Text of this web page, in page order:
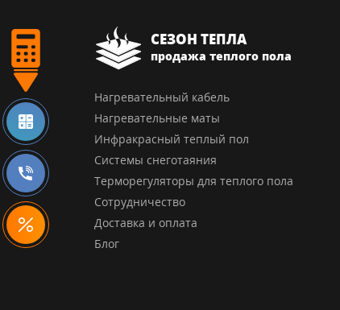
СЕЗОН ТЕПЛА
продажа теплого пола
Нагревательный кабель
Нагревательные маты
Инфракрасный теплый пол
Системы снеготаяния
Терморегуляторы для теплого пола
Сотрудничество
Доставка и оплата
Блог